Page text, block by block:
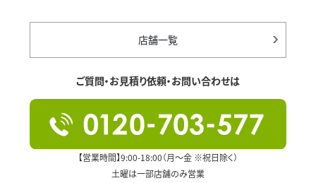
店舗一覧
ご質問・お見積り依頼・お問い合わせは
【営業時間】9:00-18:00（月～金 ※祝日除く）
土曜は一部店舗のみ営業